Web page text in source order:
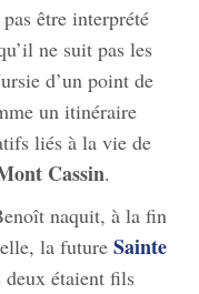
être interprété
ne suit pas les
d’un point de
un itinéraire
liés à la vie de
Cassin.
naquit, à la fin
la future Sainte
deux étaient fils